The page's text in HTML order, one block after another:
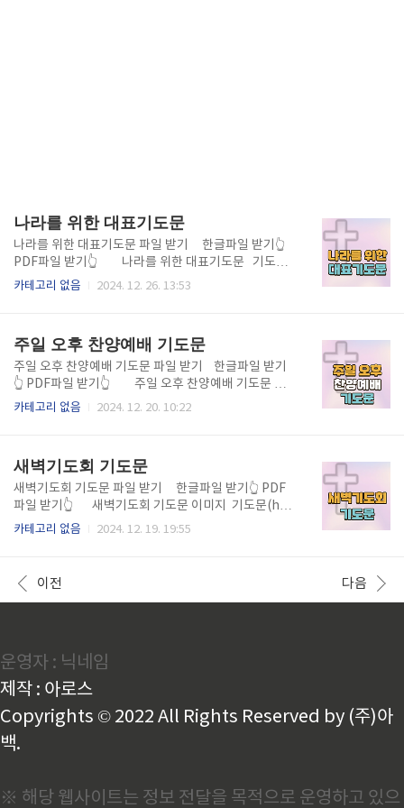
나라를 위한 대표기도문
나라를 위한 대표기도문 파일 받기 한글파일 받기👆️
PDF파일 받기👆️ 나라를 위한 대표기도문 기도문
(hwp) 받기👆️ 기도문(pdf) 받기👆️ 나라를 위한
지금도 주님의 섭리 가운데 인도하시는 하나님께 찬양
과 영광을 올려드립니다. 주님, 이 나라를 향한 주님의
뜻과 계획이 이루어지기를 간절히 소망하며 기도합니
다. 대한민국이 주님의 사랑과 공의 안에서 세워진 나라
로, 세상 가운데 빛과 소금의 역할을 감당하게 하옵소
카테고리 없음 2024. 12. 26. 13:53
주일 오후 찬양예배 기도문
주일 오후 찬양예배 기도문 파일 받기 한글파일 받기
👆️ PDF파일 받기👆️ 주일 오후 찬양예배 기도문 이
미지 기도문(pdf) 받기👆️ 주일 오후 찬양예배 기
찬양과 영광을 올려드리며, 이 시간을 허락하신 주님의
사랑과 은혜를 기억합니다. 주님, 이 시간 저희가 드리
는 찬양과 예배가 주님께 기쁨이 되기를 원합니다. 우리
의 연약함과 부족함을 내려놓고 오직 주님만을 높이며,
마음과 정성을 다해 예배드리게 하옵소서. 이 예배가 우
경험하는 시간이 되게 하옵..
카테고리 없음 2024. 12. 20. 10:22
새벽기도회 기도문
새벽기도회 기도문 파일 받기 한글파일 받기👆️ PDF
파일 받기👆️ 새벽기도회 기도문 이미지 기도문(hw
p) 받기👆️ 기도문(PDF) 받기👆️ 새벽기도회 기도문
할 수 있는 은혜를 주심에 감사를 드립니다. 이른 아침
의 고요한 시간, 저희가 주님을 찾고, 주님의 이름을 높
서. 아버지 하나님, 지난밤에도 저희를 지켜 주시고, 평
안한 쉼을 허락하신 주님의 은혜를 찬양합니다. 주님의
은혜로 오늘을 맞이할 수..
카테고리 없음 2024. 12. 19. 19:55
이전 다음
운영자 : 닉네임
제작 : 아로스
Copyrights © 2022 All Rights Reserved by (주)아
백.
※ 해당 웹사이트는 정보 전달을 목적으로 운영하고 있으